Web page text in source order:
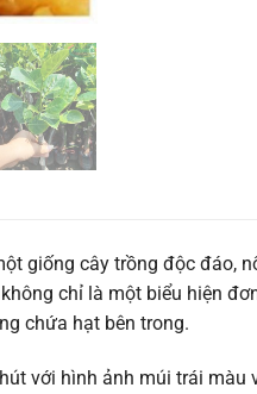
giống cây trồng độc đáo,
chỉ là một biểu hiện
chứa hạt bên trong.
với hình ảnh múi trái